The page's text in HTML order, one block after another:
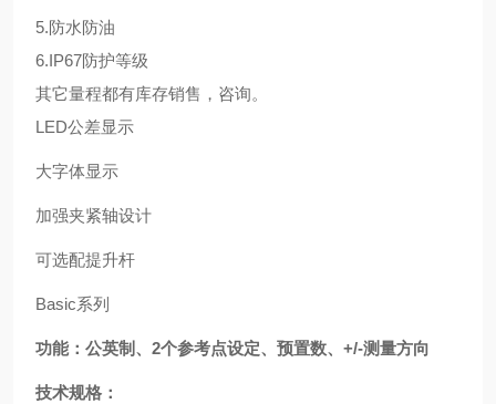
5.防水防油
6.IP67防护等级
其它量程都有库存销售，咨询。
LED公差显示
大字体显示
加强夹紧轴设计
可选配提升杆
Basic系列
功能：公英制、2个参考点设定、预置数、+/-测量方向
技术规格：